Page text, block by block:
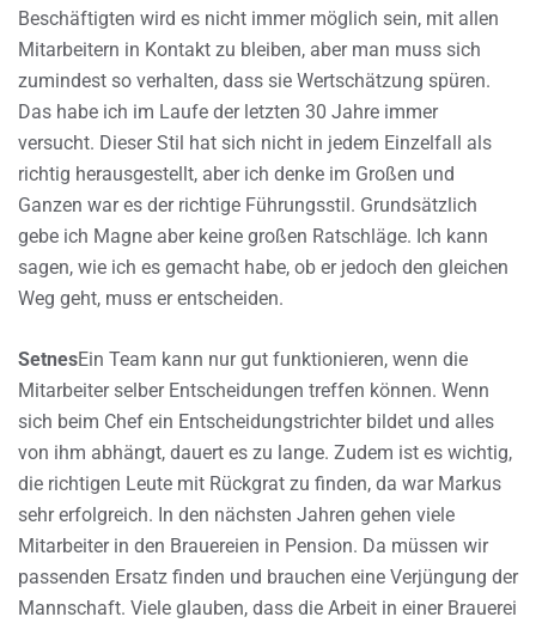
Beschäftigten wird es nicht immer möglich sein, mit allen
Mitarbeitern in Kontakt zu bleiben, aber man muss sich
zumindest so verhalten, dass sie Wertschätzung spüren.
Das habe ich im Laufe der letzten 30 Jahre immer
versucht. Dieser Stil hat sich nicht in jedem Einzelfall als
richtig herausgestellt, aber ich denke im Großen und
Ganzen war es der richtige Führungsstil. Grundsätzlich
gebe ich Magne aber keine großen Ratschläge. Ich kann
sagen, wie ich es gemacht habe, ob er jedoch den gleichen
Weg geht, muss er entscheiden.
SetnesEin Team kann nur gut funktionieren, wenn die
Mitarbeiter selber Entscheidungen treffen können. Wenn
sich beim Chef ein Entscheidungstrichter bildet und alles
von ihm abhängt, dauert es zu lange. Zudem ist es wichtig,
die richtigen Leute mit Rückgrat zu finden, da war Markus
sehr erfolgreich. In den nächsten Jahren gehen viele
Mitarbeiter in den Brauereien in Pension. Da müssen wir
passenden Ersatz finden und brauchen eine Verjüngung der
Mannschaft. Viele glauben, dass die Arbeit in einer Brauerei